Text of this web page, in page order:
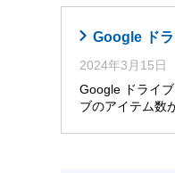
Google ド
2024年3月15日
Google ドライ
ブのアイテム数